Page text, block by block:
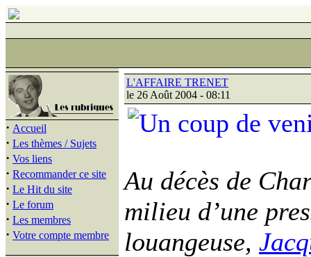
· Accueil
· Les thèmes / Sujets
· Vos liens
· Recommander ce site
· Le Hit du site
· Le forum
· Les membres
· Votre compte membre
L'AFFAIRE TRENET
le 26 Août 2004 - 08:11
Au décès de
milieu d’une
louangeuse,